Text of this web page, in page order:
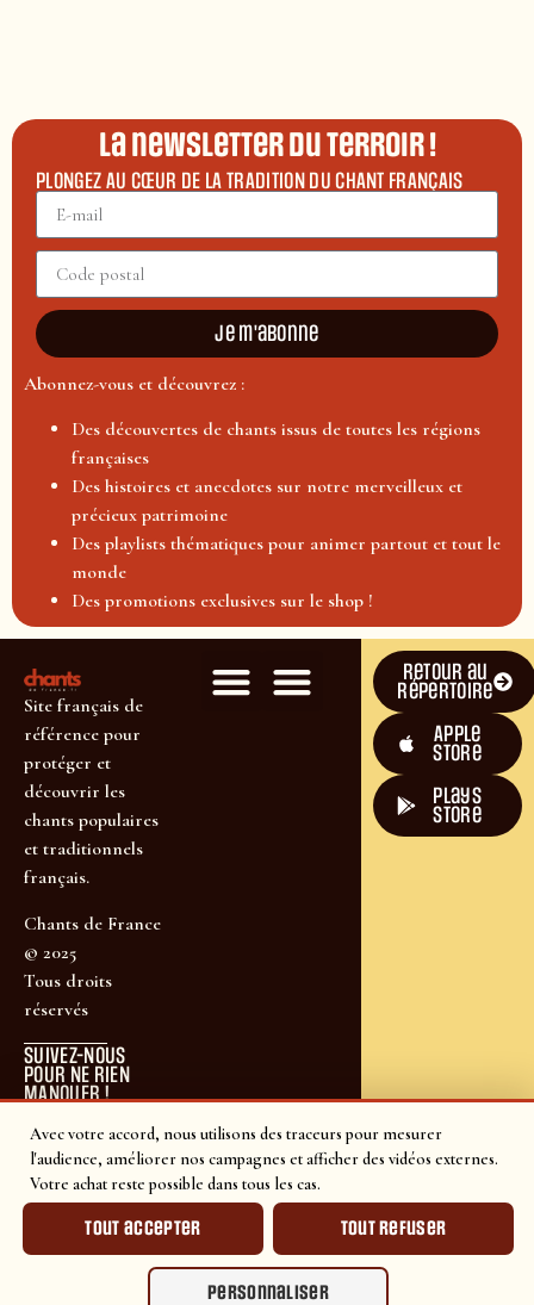
Avec votre accord, nous utilisons des traceurs pour mesurer
l'audience, améliorer nos campagnes et afficher des vidéos externes.
Votre achat reste possible dans tous les cas.
Tout accepter Tout refuser
Personnaliser
La newsletter du terroir !
PLONGEZ AU CŒUR DE LA TRADITION DU CHANT FRANÇAIS
Je m'abonne
Abonnez-vous et découvrez :
Des découvertes de chants issus de toutes les régions
françaises
Des histoires et anecdotes sur notre merveilleux et
précieux patrimoine
Des playlists thématiques pour animer partout et tout le
monde
Des promotions exclusives sur le shop !
Site français de
référence pour
protéger et
découvrir les
chants populaires
et traditionnels
français.
Chants de France
© 2025
Tous droits
réservés
SUIVEZ-NOUS
POUR NE RIEN
MANQUER !
Retour au
répertoire
Apple
Store
plays
store